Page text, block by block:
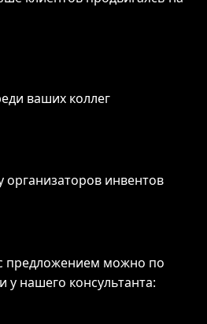
ваших коллег
организаторов инвентов
предложением можно по
у нашего консультанта: